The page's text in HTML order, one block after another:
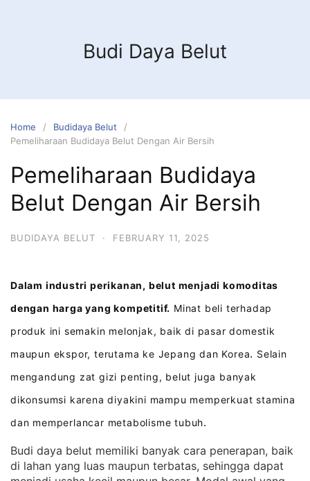
Budi Daya Belut
Home
Budidaya Belut
Pemeliharaan Budidaya Belut Dengan Air Bersih
Pemeliharaan Budidaya
Belut Dengan Air Bersih
BUDIDAYA BELUT · FEBRUARY 11, 2025
Dalam industri perikanan, belut menjadi komoditas
dengan harga yang kompetitif. Minat beli terhadap
produk ini semakin melonjak, baik di pasar domestik
maupun ekspor, terutama ke Jepang dan Korea. Selain
mengandung zat gizi penting, belut juga banyak
dikonsumsi karena diyakini mampu memperkuat stamina
dan memperlancar metabolisme tubuh.
Budi daya belut memiliki banyak cara penerapan, baik
di lahan yang luas maupun terbatas, sehingga dapat